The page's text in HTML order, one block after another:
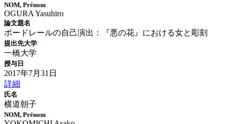
NOM, Prénom
OGURA Yasuhiro
論文題名
ボードレールの自己演出：『悪の花』における女と彫刻
提出先大学
一橋大学
授与日
2017年7月31日
詳細
氏名
横道朝子
NOM, Prénom